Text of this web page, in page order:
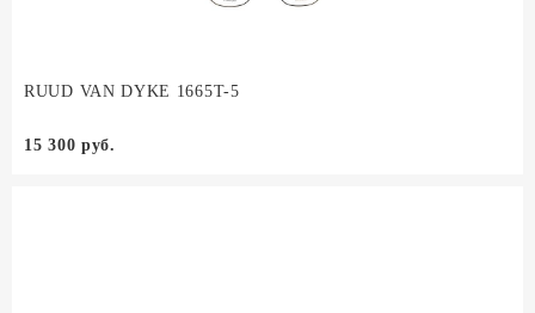
RUUD VAN DYKE 1665T-5
15 300 руб.